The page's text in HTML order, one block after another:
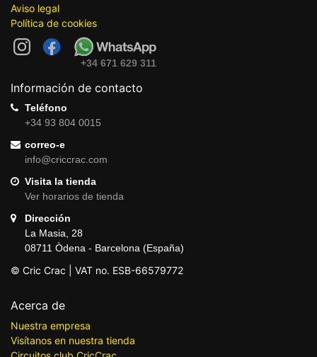
Aviso legal
Política de cookies
+34 671 629 311
Información de contacto
Teléfono
+34 93 804 0015
correo-e
info@criccrac.com
Visita la tienda
Ver horarios de tienda
Dirección
La Masia, 28
08711 Òdena - Barcelona (España)
© Cric Crac | VAT no. ESB-66579772
Acerca de
Nuestra empresa
Visítanos en nuestra tienda